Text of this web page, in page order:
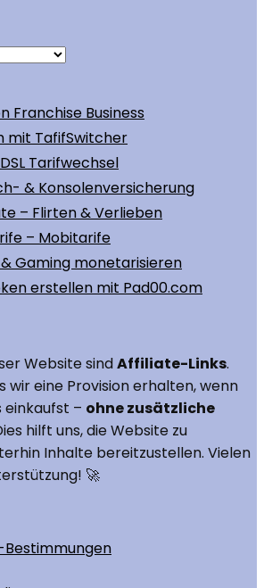
Franchise Business
TafifSwitcher
Tarifwechsel
& Konsolenversicherung
– Flirten & Verlieben
– Mobitarife
Gaming monetarisieren
erstellen mit Pad00.com
Website sindAffiliate-Links.
wir eine Provision erhalten, wenn
einkaufst – ohne zusätzliche
hilft uns, die Website zu
Inhalte bereitzustellen. Vielen
🚀